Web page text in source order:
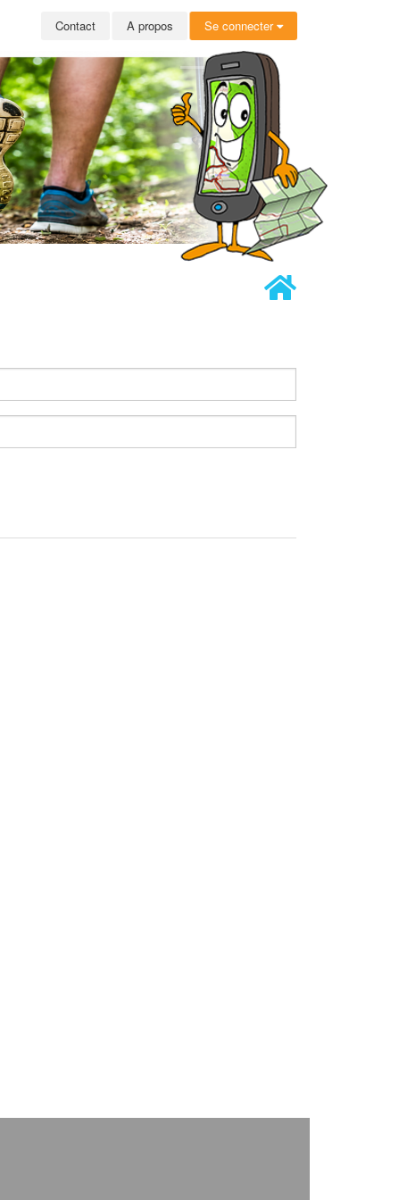
Contact A propos Se connecter